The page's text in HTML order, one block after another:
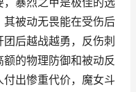
被动无畏能在受伤后
后越战越勇，反伤刺
的物理防御和被动反
出惨重代价，魔女斗